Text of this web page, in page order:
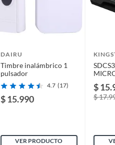
DAIRU
Timbre inalámbrico 1
pulsador
4.7 (17)
$ 15.990
VER PRODUCTO
$
$